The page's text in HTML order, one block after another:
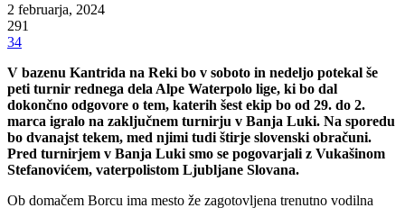
2 februarja, 2024
291
34
V bazenu Kantrida na Reki bo v soboto in nedeljo potekal še
peti turnir rednega dela Alpe Waterpolo lige, ki bo dal
dokončno odgovore o tem, katerih šest ekip bo od 29. do 2.
marca igralo na zaključnem turnirju v Banja Luki. Na sporedu
bo dvanajst tekem, med njimi tudi štirje slovenski obračuni.
Pred turnirjem v Banja Luki smo se pogovarjali z Vukašinom
Stefanovićem, vaterpolistom Ljubljane Slovana.
Ob domačem Borcu ima mesto že zagotovljena trenutno vodilna